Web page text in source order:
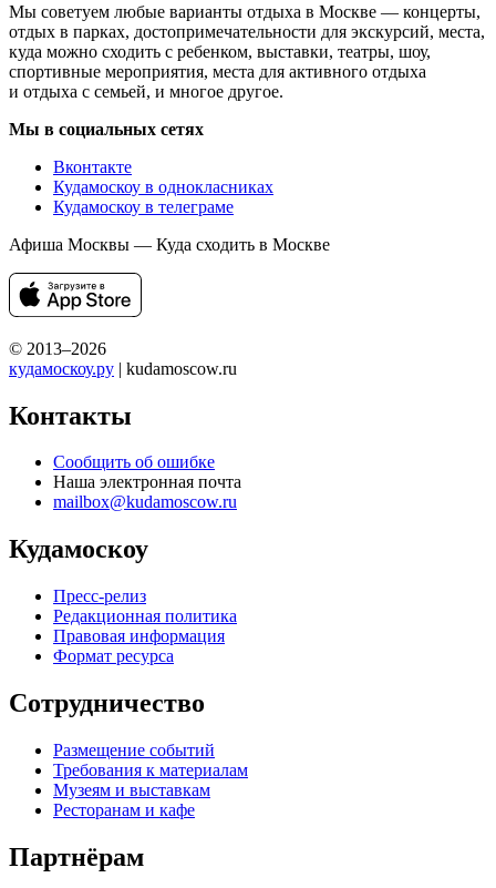
Мы советуем любые варианты отдыха в Москве — концерты,
отдых в парках, достопримечательности для экскурсий, места,
куда можно сходить с ребенком, выставки, театры, шоу,
спортивные мероприятия, места для активного отдыха
и отдыха с семьей, и многое другое.
Мы в социальных сетях
Вконтакте
Кудамоскоу в однокласниках
Кудамоскоу в телеграме
Афиша Москвы — Куда сходить в Москве
© 2013–2026
кудамоскоу.ру | kudamoscow.ru
Контакты
Сообщить об ошибке
Наша электронная почта
mailbox@kudamoscow.ru
Кудамоскоу
Пресс-релиз
Редакционная политика
Правовая информация
Формат ресурса
Сотрудничество
Размещение событий
Требования к материалам
Музеям и выставкам
Ресторанам и кафе
Партнёрам